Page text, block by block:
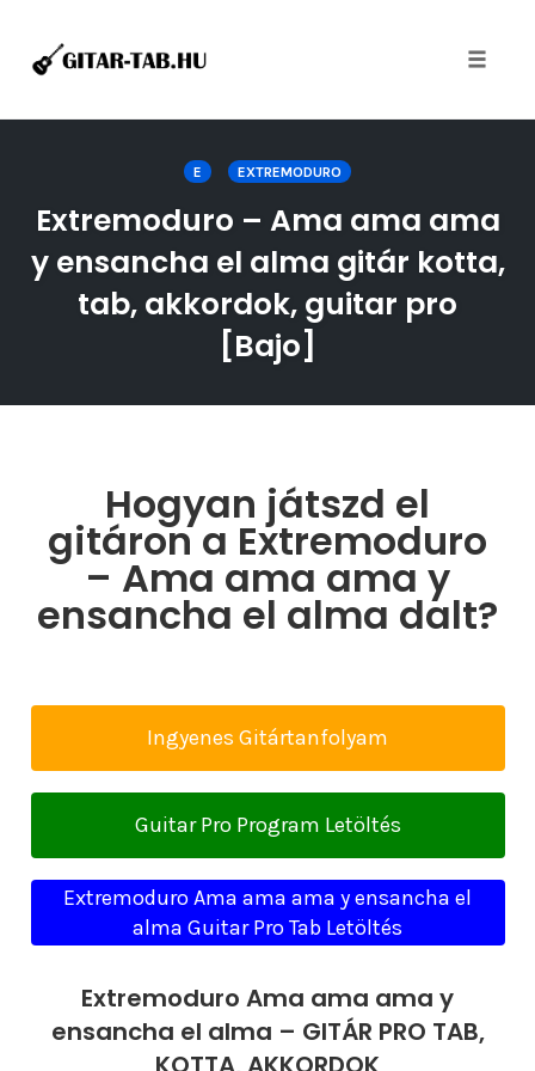
E EXTREMODURO
Extremoduro – Ama ama ama
y ensancha el alma gitár kotta,
tab, akkordok, guitar pro
[Bajo]
Hogyan játszd el
gitáron a Extremoduro
– Ama ama ama y
ensancha el alma dalt?
Ingyenes Gitártanfolyam
Guitar Pro Program Letöltés
Extremoduro Ama ama ama y ensancha el
alma Guitar Pro Tab Letöltés
Extremoduro Ama ama ama y
ensancha el alma – GITÁR PRO TAB,